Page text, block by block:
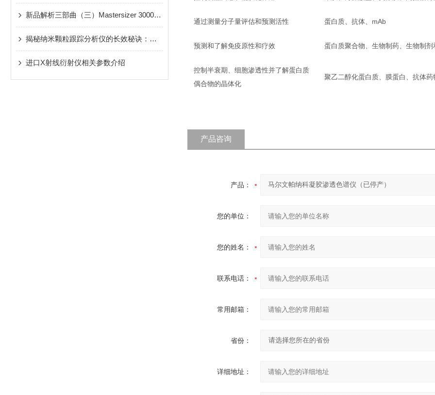
新品解析三部曲（三）Mastersizer 3000+ 优化方法开发轻松实现流程标准化
揭秘纳米颗粒跟踪分析仪的长效秘诀：保养全攻略！
进口X射线衍射仪相关参数介绍
通过测量分子量评估和预测活性 蛋白质、抗体、mAb
预测和了解免疫原性和疗效 蛋白质聚合物、生物制药、生物制剂
控制半衰期、细胞渗透性并了解蛋白质
偶合物的晶体化
聚乙二醇化蛋白质、膜蛋白、抗体药
产品咨询
产品：
您的单位：
您的姓名：
联系电话：
常用邮箱：
省份：
详细地址：